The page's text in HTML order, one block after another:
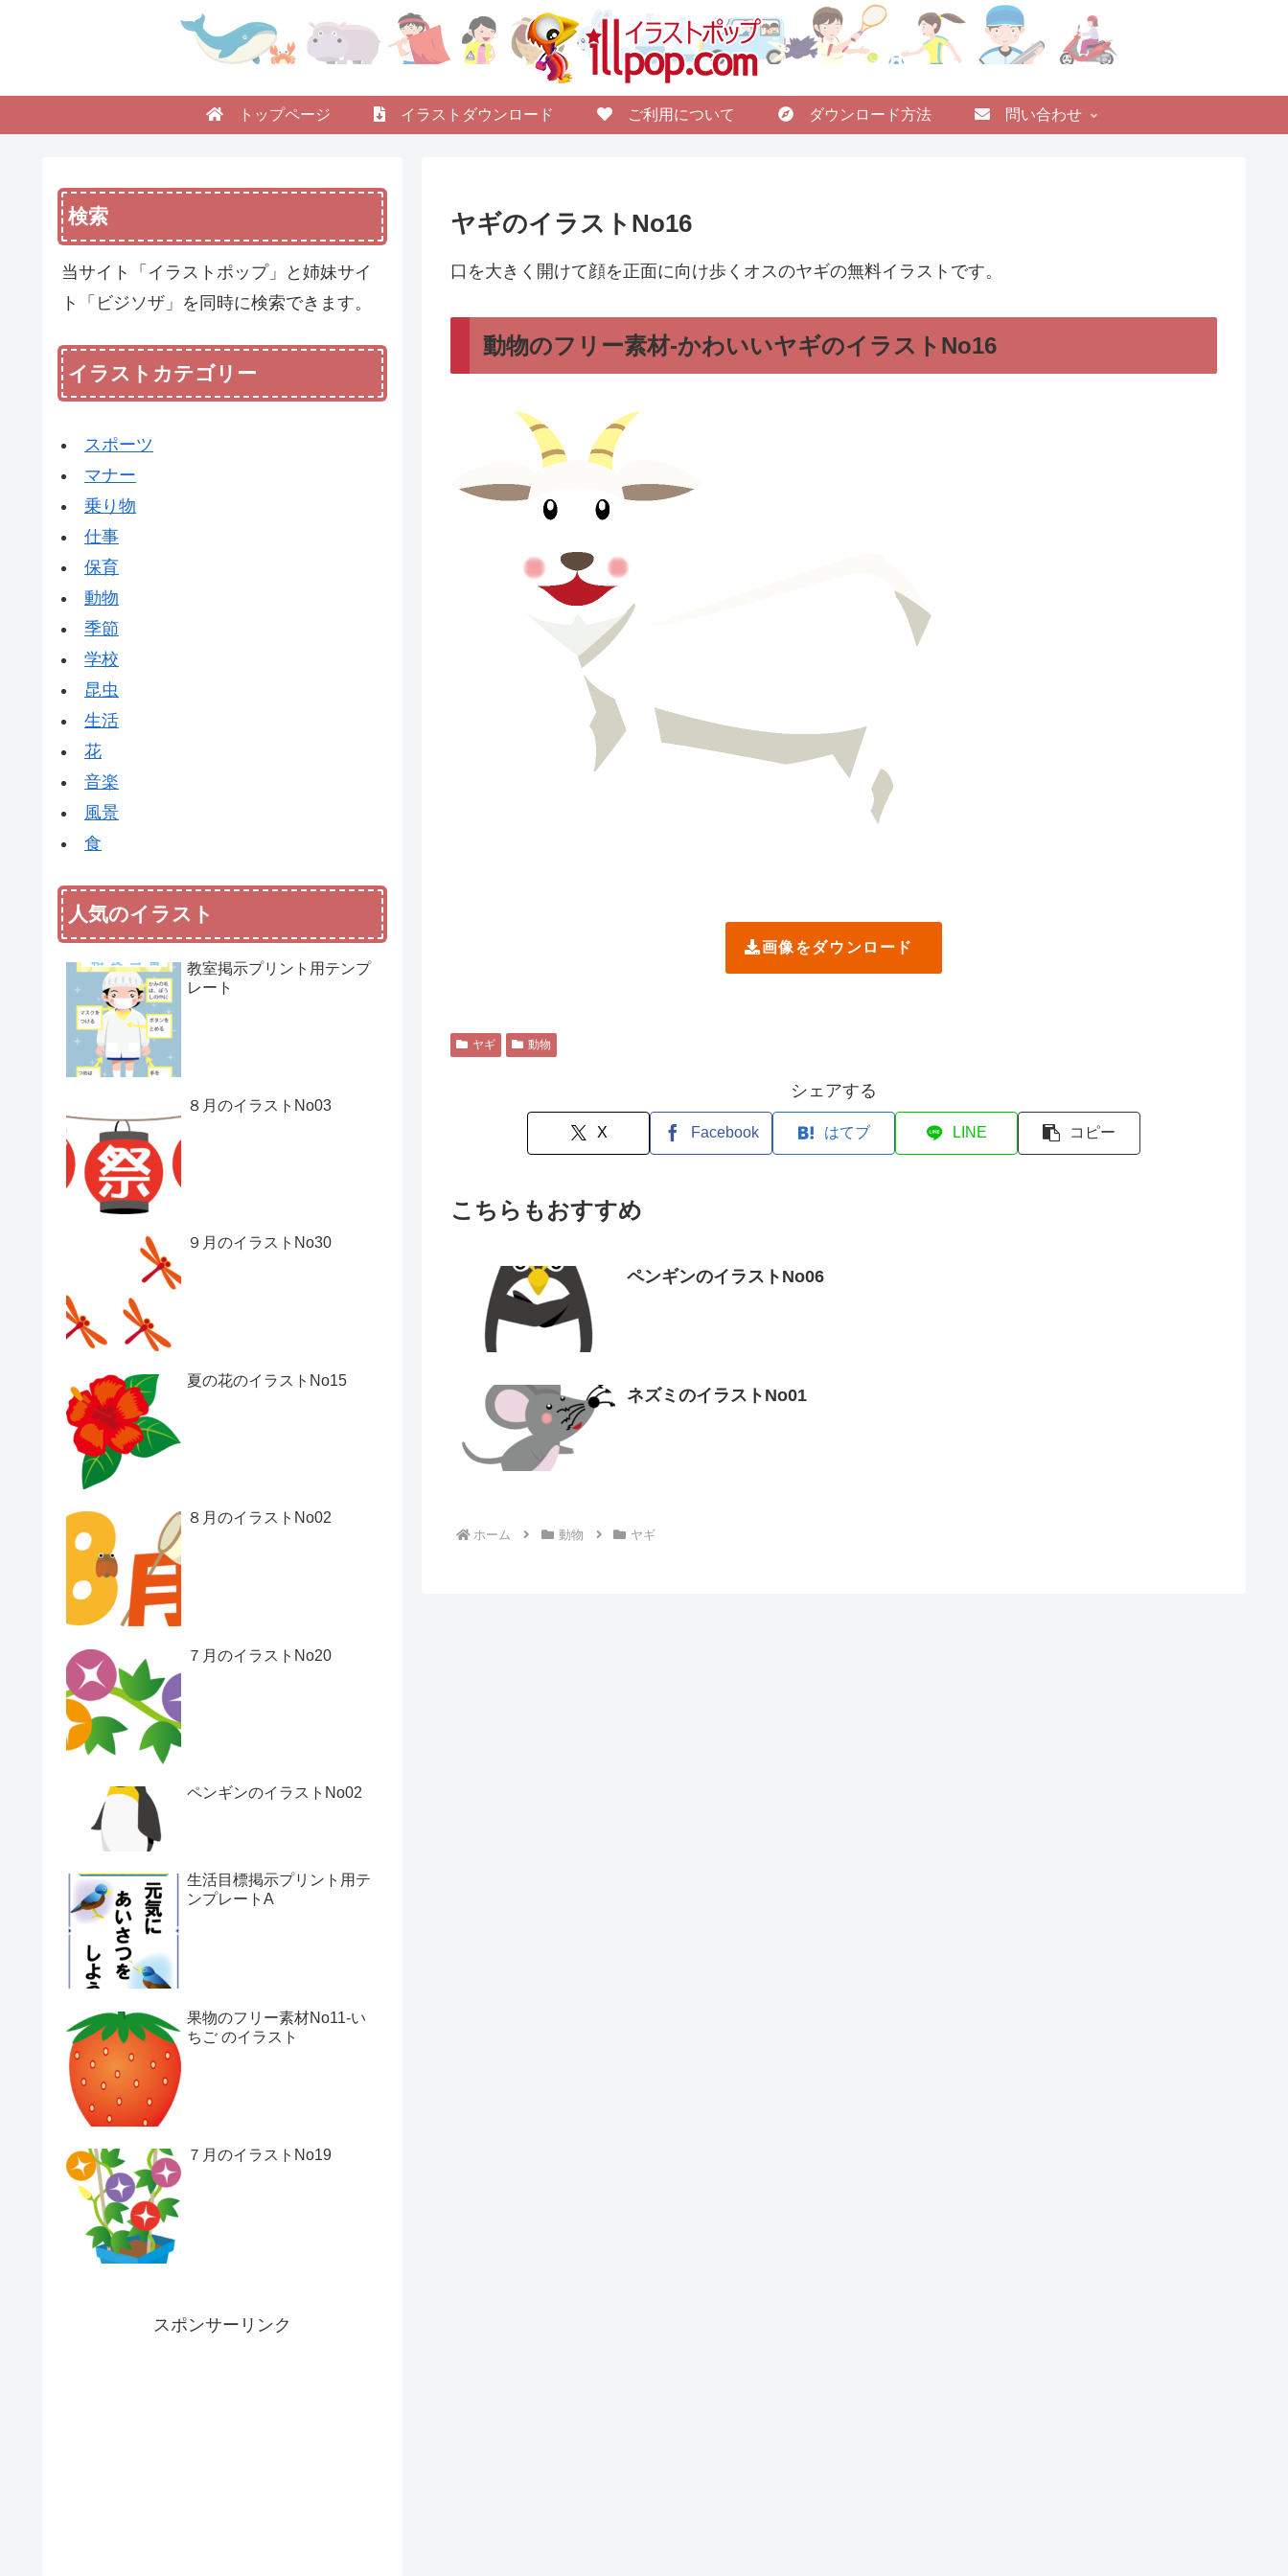
トップページ イラストダウンロード ご利用について ダウンロード方法 問い合わせ
ヤギのイラストNo16
口を大きく開けて顔を正面に向け歩くオスのヤギの無料イラストです。
動物のフリー素材-かわいいヤギのイラストNo16
画像をダウンロード
ヤギ 動物
シェアする
X Facebook はてブ LINE コピー
こちらもおすすめ
ペンギンのイラストNo06
ネズミのイラストNo01
ホーム 動物 ヤギ
検索
当サイト「イラストポップ」と姉妹サイ
ト「ビジソザ」を同時に検索できます。
イラストカテゴリー
スポーツ
マナー
乗り物
仕事
保育
動物
季節
学校
昆虫
生活
花
音楽
風景
食
人気のイラスト
教室掲示プリント用テンプ
レート
８月のイラストNo03
９月のイラストNo30
夏の花のイラストNo15
８月のイラストNo02
７月のイラストNo20
ペンギンのイラストNo02
生活目標掲示プリント用テ
ンプレートA
果物のフリー素材No11-い
ちご のイラスト
７月のイラストNo19
スポンサーリンク